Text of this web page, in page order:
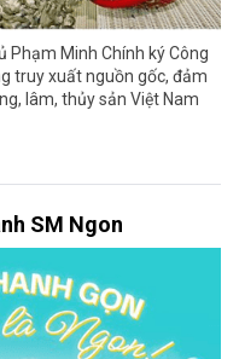
Phạm Minh Chính ký Công
truy xuất nguồn gốc, đảm
lâm, thủy sản Việt Nam
SM Ngon